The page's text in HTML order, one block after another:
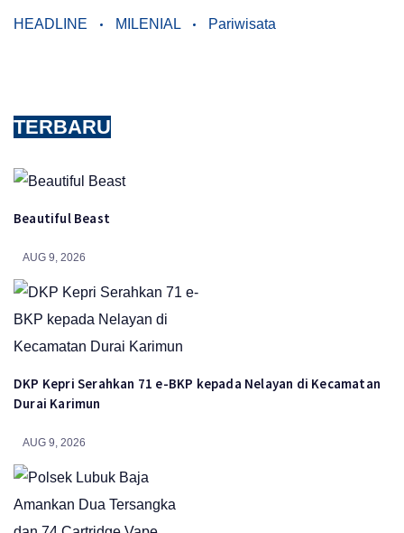
HEADLINE MILENIAL Pariwisata
TERBARU
Beautiful Beast
AUG 9, 2026
DKP Kepri Serahkan 71 e-BKP kepada Nelayan di Kecamatan
Durai Karimun
AUG 9, 2026